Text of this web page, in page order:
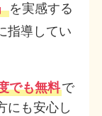
を実感する
指導してい
でも無料で
にも安心し